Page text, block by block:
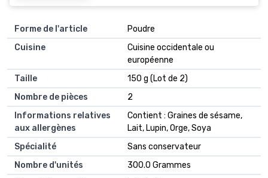
Forme de l'article
‎Poudre
Cuisine
‎Cuisine occidentale ou
européenne
Taille
‎150 g (Lot de 2)
Nombre de pièces
‎2
Informations relatives
aux allergènes
‎Contient : Graines de sésame,
Lait, Lupin, Orge, Soya
Spécialité
‎Sans conservateur
Nombre d'unités
‎300.0 Grammes